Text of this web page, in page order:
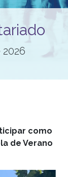
como
de Verano